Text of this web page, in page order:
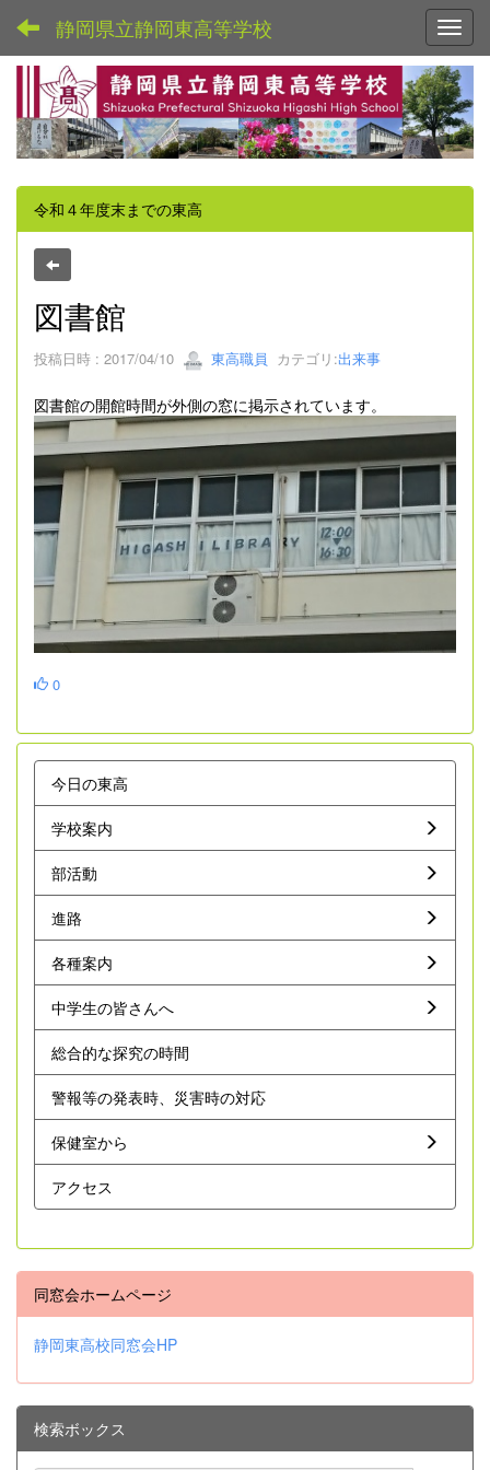
静岡県立静岡東高等学校
令和４年度末までの東高
図書館
投稿日時 : 2017/04/10 東高職員 カテゴリ:出来事
図書館の開館時間が外側の窓に掲示されています。
0
今日の東高
学校案内
部活動
進路
各種案内
中学生の皆さんへ
総合的な探究の時間
警報等の発表時、災害時の対応
保健室から
アクセス
同窓会ホームページ
静岡東高校同窓会HP
検索ボックス